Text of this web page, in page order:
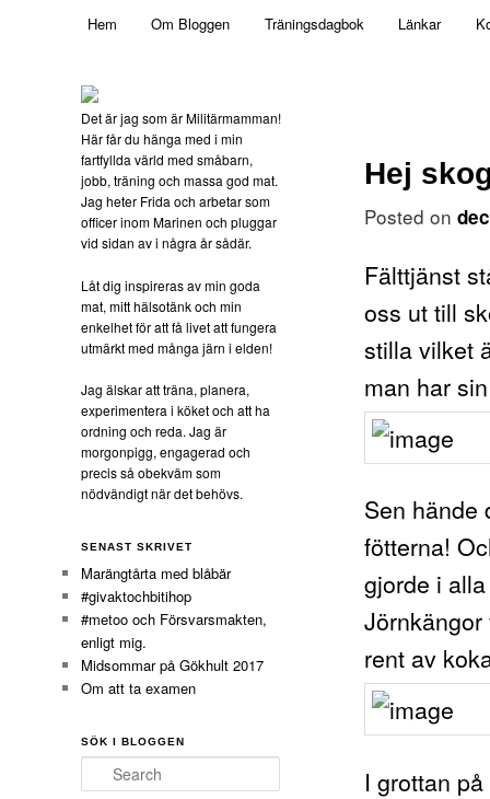
Militärmamman
Skip to primary content
Hem Om Bloggen Träningsdagbok Länkar
Hej
Posted on
Fälttjänst
oss ut till
stilla vilket
man har
Sen hände
fötterna!
gjorde i
rent av
I grottan
Det är jag som är Militärmamman!
Här får du hänga med i min
fartfyllda värld med småbarn,
jobb, träning och massa god mat.
Jag heter Frida och arbetar som
officer inom Marinen och pluggar
vid sidan av i några år sådär.
Låt dig inspireras av min goda
mat, mitt hälsotänk och min
enkelhet för att få livet att fungera
utmärkt med många järn i elden!
Jag älskar att träna, planera,
experimentera i köket och att ha
ordning och reda. Jag är
morgonpigg, engagerad och
precis så obekväm som
nödvändigt när det behövs.
SENAST SKRIVET
Marängtårta med blåbär
#givaktochbitihop
#metoo och Försvarsmakten,
enligt mig.
Midsommar på Gökhult 2017
Om att ta examen
SÖK I BLOGGEN
Search